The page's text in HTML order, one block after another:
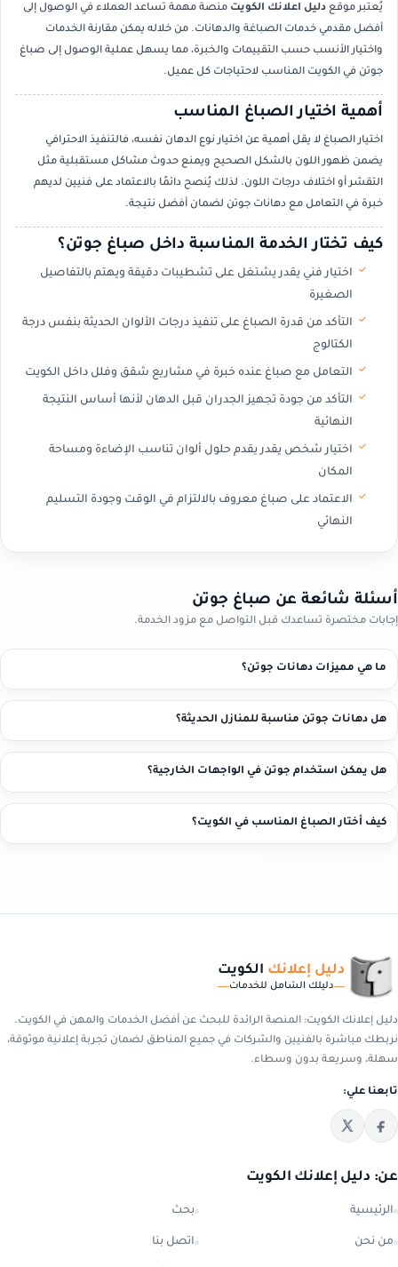
يُعتبر موقع دليل اعلانك الكويت منصة مهمة تساعد العملاء في الوصول إلى
أفضل مقدمي خدمات الصباغة والدهانات. من خلاله يمكن مقارنة الخدمات
واختيار الأنسب حسب التقييمات والخبرة، مما يسهل عملية الوصول إلى صباغ
جوتن في الكويت المناسب لاحتياجات كل عميل.
أهمية اختيار الصباغ المناسب
اختيار الصباغ لا يقل أهمية عن اختيار نوع الدهان نفسه، فالتنفيذ الاحترافي
يضمن ظهور اللون بالشكل الصحيح ويمنع حدوث مشاكل مستقبلية مثل
التقشر أو اختلاف درجات اللون. لذلك يُنصح دائمًا بالاعتماد على فنيين لديهم
خبرة في التعامل مع دهانات جوتن لضمان أفضل نتيجة.
كيف تختار الخدمة المناسبة داخل صباغ جوتن؟
اختيار فني يقدر يشتغل على تشطيبات دقيقة ويهتم بالتفاصيل
الصغيرة
التأكد من قدرة الصباغ على تنفيذ درجات الألوان الحديثة بنفس درجة
الكتالوج
التعامل مع صباغ عنده خبرة في مشاريع شقق وفلل داخل الكويت
التأكد من جودة تجهيز الجدران قبل الدهان لأنها أساس النتيجة
النهائية
اختيار شخص يقدر يقدم حلول ألوان تناسب الإضاءة ومساحة
المكان
الاعتماد على صباغ معروف بالالتزام في الوقت وجودة التسليم
النهائي
أسئلة شائعة عن صباغ جوتن
إجابات مختصرة تساعدك قبل التواصل مع مزود الخدمة.
ما هي مميزات دهانات جوتن؟
هل دهانات جوتن مناسبة للمنازل الحديثة؟
هل يمكن استخدام جوتن في الواجهات الخارجية؟
كيف أختار الصباغ المناسب في الكويت؟
دليل إعلانك الكويت
دليلك الشامل للخدمات
دليل إعلانك الكويت: المنصة الرائدة للبحث عن أفضل الخدمات والمهن في الكويت.
نربطك مباشرة بالفنيين والشركات في جميع المناطق لضمان تجربة إعلانية موثوقة،
سهلة، وسريعة بدون وسطاء.
تابعنا علي:
عن: دليل إعلانك الكويت
الرئيسية بحث
من نحن اتصل بنا